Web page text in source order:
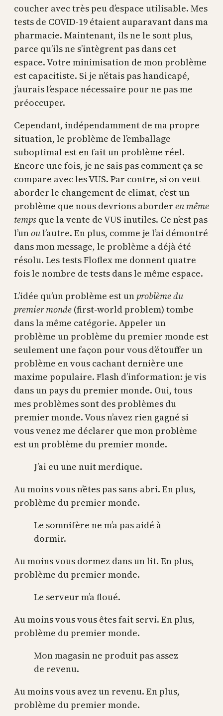
coucher avec très peu d’espace utilisable. Mes
tests de COVID-19 étaient auparavant dans ma
pharmacie. Maintenant, ils ne le sont plus,
parce qu’ils ne s’intègrent pas dans cet
espace. Votre minimisation de mon problème
est capacitiste. Si je n’étais pas handicapé,
j’aurais l’espace nécessaire pour ne pas me
préoccuper.
Cependant, indépendamment de ma propre
situation, le problème de l’emballage
suboptimal est en fait un problème réel.
Encore une fois, je ne sais pas comment ça se
compare avec les VUS. Par contre, si on veut
aborder le changement de climat, c’est un
problème que nous devrions aborder en même
temps que la vente de VUS inutiles. Ce n’est pas
l’unoul’autre. En plus, comme je l’ai démontré
dans mon message, le problème a déjà été
résolu. Les tests Floflex me donnent quatre
fois le nombre de tests dans le même espace.
L’idée qu’un problème est un problème du
premier monde (first-world problem) tombe
dans la même catégorie. Appeler un
problème un problème du premier monde est
seulement une façon pour vous d’étouffer un
problème en vous cachant dernière une
maxime populaire. Flash d’information: je vis
dans un pays du premier monde. Oui, tous
mes problèmes sont des problèmes du
premier monde. Vous n’avez rien gagné si
vous venez me déclarer que mon problème
est un problème du premier monde.
J’ai eu une nuit merdique.
Au moins vous n’êtes pas sans-abri. En plus,
problème du premier monde.
Le somnifère ne m’a pas aidé à
dormir.
Au moins vous dormez dans un lit. En plus,
problème du premier monde.
Le serveur m’a floué.
Au moins vous vous êtes fait servi. En plus,
problème du premier monde.
Mon magasin ne produit pas assez
de revenu.
Au moins vous avez un revenu. En plus,
problème du premier monde.